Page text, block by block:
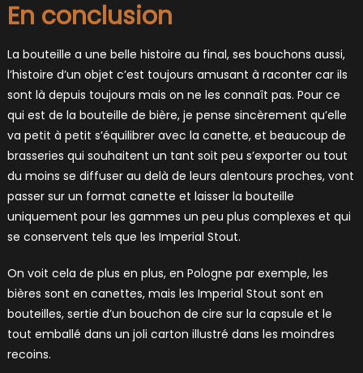
En conclusion
La bouteille a une belle histoire au final, ses bouchons aussi,
l’histoire d’un objet c’est toujours amusant à raconter car ils
sont là depuis toujours mais on ne les connaît pas. Pour ce
qui est de la bouteille de bière, je pense sincèrement qu’elle
va petit à petit s’équilibrer avec la canette, et beaucoup de
brasseries qui souhaitent un tant soit peu s’exporter ou tout
du moins se diffuser au delà de leurs alentours proches, vont
passer sur un format canette et laisser la bouteille
uniquement pour les gammes un peu plus complexes et qui
se conservent tels que les Imperial Stout.
On voit cela de plus en plus, en Pologne par exemple, les
bières sont en canettes, mais les Imperial Stout sont en
bouteilles, sertie d’un bouchon de cire sur la capsule et le
tout emballé dans un joli carton illustré dans les moindres
recoins.